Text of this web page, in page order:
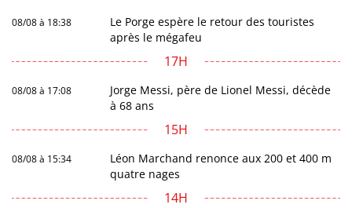
08/08 à 18:38
Le Porge espère le retour des touristes
après le mégafeu
17H
08/08 à 17:08
Jorge Messi, père de Lionel Messi, décède
à 68 ans
15H
08/08 à 15:34
Léon Marchand renonce aux 200 et 400 m
quatre nages
14H